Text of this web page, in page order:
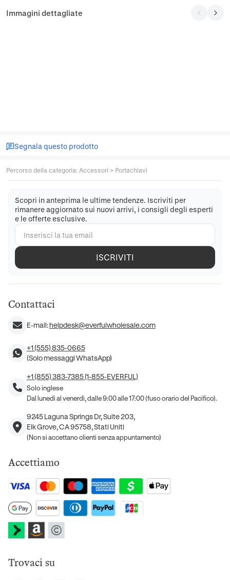
Immagini dettagliate
Segnala questo prodotto
Percorso della categoria: Accessori > Portachiavi
Scopri in anteprima le ultime tendenze. Iscriviti per
rimanere aggiornato sui nuovi arrivi, i consigli degli esperti
e le offerte esclusive.
ISCRIVITI
Contattaci
E-mail:helpdesk@everfulwholesale.com
+1 (555) 835-0665
(Solo messaggi WhatsApp)
+1 (855) 383-7385 (1-855-EVERFUL)
Solo inglese
Dal lunedì al venerdì, dalle 9:00 alle 17:00 (fuso orario del Pacifico).
9245 Laguna Springs Dr, Suite 203,
Elk Grove, CA 95758, Stati Uniti
(Non si accettano clienti senza appuntamento)
Accettiamo
Trovaci su